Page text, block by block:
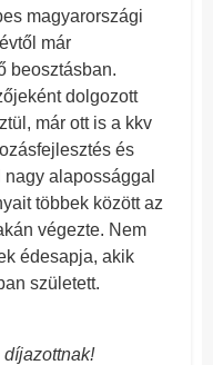
magyarországi
már
beosztásban.
dolgozott
már ott is a kkv
és
alapossággal
többek között az
végezte. Nem
édesapja, akik
született.